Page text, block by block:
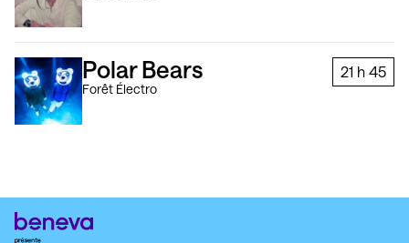
21 h 45
Polar Bears
Forêt Électro